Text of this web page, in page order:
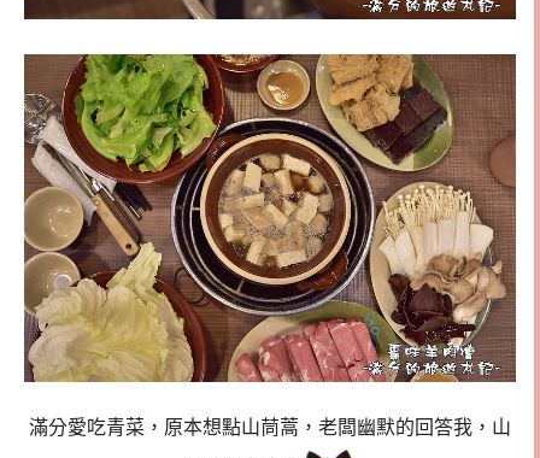
滿分愛吃青菜，原本想點山茼蒿，老闆幽默的回答我，山